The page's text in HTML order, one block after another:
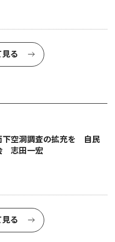
見る
空洞調査の拡充を 自民
志田一宏
見る